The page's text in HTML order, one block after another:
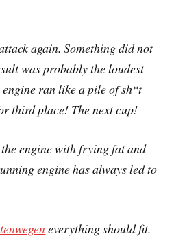
again. Something did not
was probably the loudest
engine ran like a pile of sh*t
third place! The next cup!
engine with frying fat and
engine has always led to
everything should fit.